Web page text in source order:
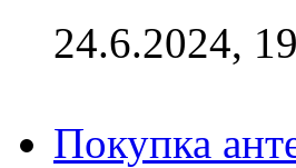
24.6.2024,
Покупка